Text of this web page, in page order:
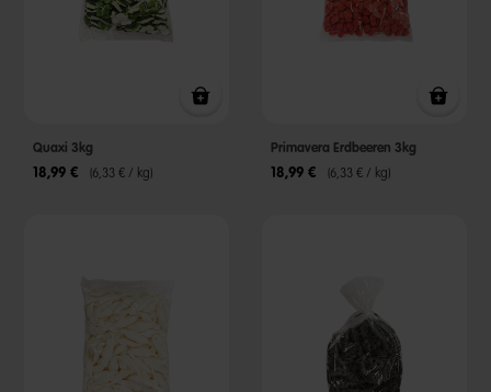
Quaxi 3kg
18,99 € (6,33 € / kg)
Primavera Erdbeeren 3kg
18,99 € (6,33 € / kg)